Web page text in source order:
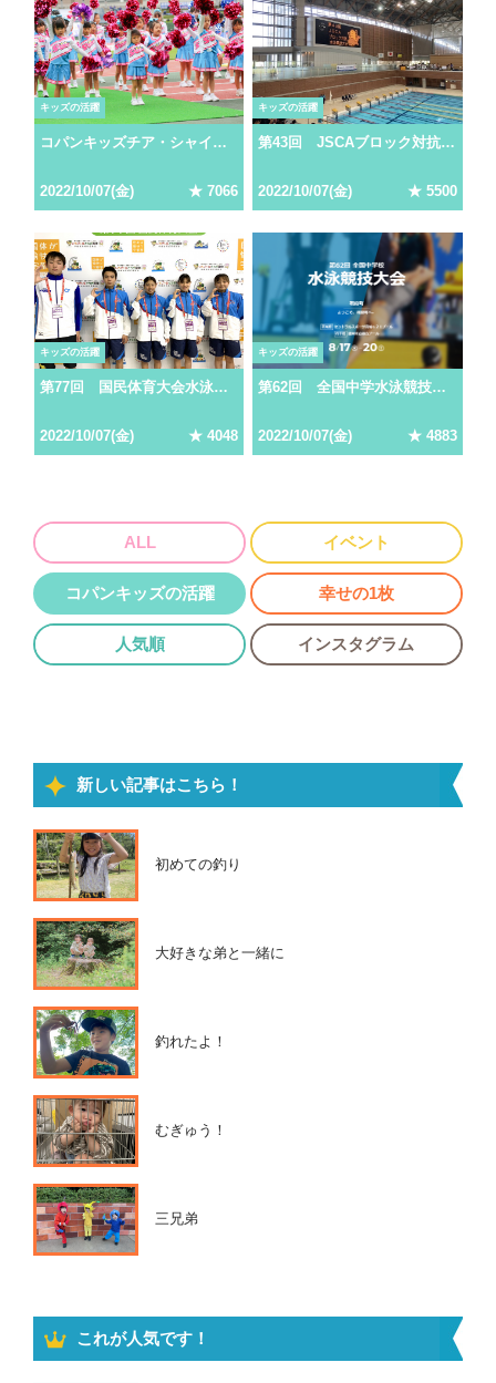
キッズの活躍
コパンキッズチア・シャイニーズ FC岐阜パフォーマンス
2022/10/07(金) ★ 7066
キッズの活躍
第43回 JSCAブロック対抗水泳競技大会IN高知
2022/10/07(金) ★ 5500
キッズの活躍
第77回 国民体育大会水泳競技大会
2022/10/07(金) ★ 4048
キッズの活躍
第62回 全国中学水泳競技大会
2022/10/07(金) ★ 4883
ALL イベント
コパンキッズの活躍 幸せの1枚
人気順 インスタグラム
新しい記事はこちら！
初めての釣り
大好きな弟と一緒に
釣れたよ！
むぎゅう！
三兄弟
これが人気です！